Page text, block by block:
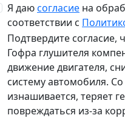
Я даюсогласие на
соответствии с
Подтвердите согласие,
Гофра глушителя
движение двигателя,
систему автомобиля.
изнашивается, теряет
повреждаться из-за